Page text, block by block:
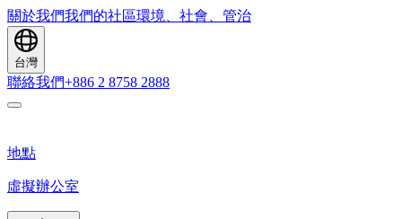
關於我們我們的社區環境、社會、管治
台灣
聯絡我們+886 2 8758 2888
地點
虛擬辦公室